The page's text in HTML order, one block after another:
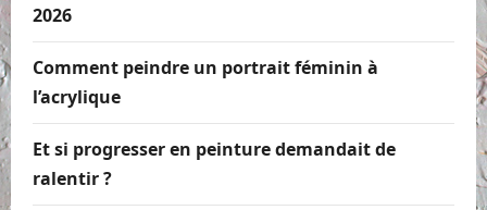
2026
Comment peindre un portrait féminin à
l’acrylique
Et si progresser en peinture demandait de
ralentir ?